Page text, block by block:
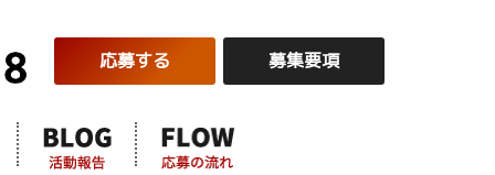
応募する 募集要項